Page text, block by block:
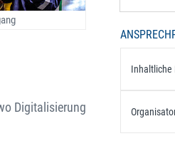
Digitalisierung
Inhaltliche